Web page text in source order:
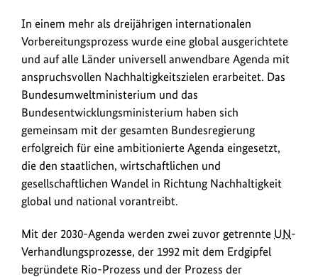
r
2
0
3
0
-
A
g
e
n
d
a
In einem mehr als dreijährigen internationalen
Vorbereitungsprozess wurde eine global ausgerichtete
und auf alle Länder universell anwendbare Agenda mit
anspruchsvollen Nachhaltigkeitszielen erarbeitet. Das
Bundesumweltministerium und das
Bundesentwicklungsministerium haben sich
gemeinsam mit der gesamten Bundesregierung
erfolgreich für eine ambitionierte Agenda eingesetzt,
die den staatlichen, wirtschaftlichen und
gesellschaftlichen Wandel in Richtung Nachhaltigkeit
global und national vorantreibt.
Mit der 2030-Agenda werden zwei zuvor getrennte UN-
Verhandlungsprozesse, der 1992 mit dem Erdgipfel
begründete Rio-Prozess und der Prozess der